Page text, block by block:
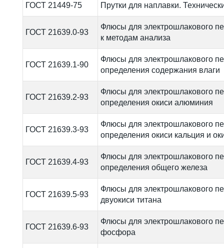
ГОСТ 21449-75 Прутки для наплавки.
ГОСТ 21639.0-93
Флюсы для электрошлакового
к методам анализа
ГОСТ 21639.1-90
Флюсы для электрошлакового
определения содержания влаги
ГОСТ 21639.2-93
Флюсы для электрошлакового
определения окиси алюминия
ГОСТ 21639.3-93
Флюсы для электрошлакового
определения окиси кальция и
ГОСТ 21639.4-93
Флюсы для электрошлакового
определения общего железа
ГОСТ 21639.5-93
Флюсы для электрошлакового
двуокиси титана
ГОСТ 21639.6-93
Флюсы для электрошлакового
фосфора